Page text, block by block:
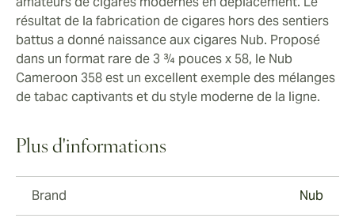
résultat de la fabrication de cigares hors des sentiers
battus a donné naissance aux cigares Nub. Proposé
dans un format rare de 3 ¾ pouces x 58, le Nub
Cameroon 358 est un excellent exemple des mélanges
de tabac captivants et du style moderne de la ligne.
Plus d'informations
Brand Nub